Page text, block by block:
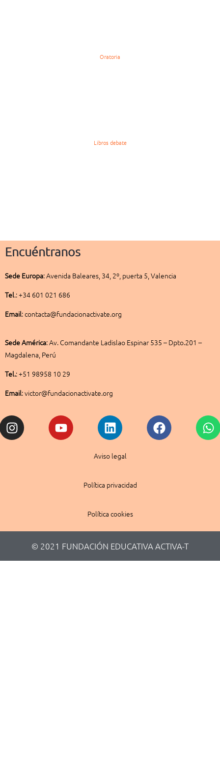
Oratoria
Libros debate
Encuéntranos
Sede Europa:Avenida Baleares, 34, 2º, puerta 5, Valencia
Tel.: +34 601 021 686
Email: contacta@fundacionactivate.org
Sede América:Av. Comandante Ladislao Espinar 535 – Dpto.201 –
Magdalena, Perú
Tel.: +51 98958 10 29
Email: victor@fundacionactivate.org
InstagramYoutubeLinkedin Facebook
Aviso legal
Política privacidad
Política cookies
© 2021 FUNDACIÓN EDUCATIVA ACTIVA-T​